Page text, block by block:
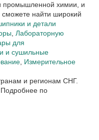
промышленной химии, и
сможете найти широкий
и детали
, Лабораторную
для
и сушильные
, Измерительное
и регионам СНГ.
Подробнее по